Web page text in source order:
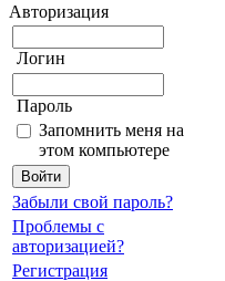
Авторизация
Логин
Пароль
Запомнить меня на
этом компьютере
Забыли свой пароль?
Проблемы с
авторизацией?
Регистрация